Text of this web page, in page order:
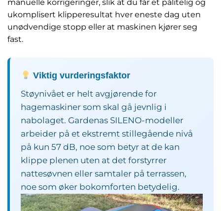
manuelle korrigeringer, slik at du får et pålitelig og
ukomplisert klipperesultat hver eneste dag uten
unødvendige stopp eller at maskinen kjører seg
fast.
Viktig vurderingsfaktor
Støynivået er helt avgjørende for
hagemaskiner som skal gå jevnlig i
nabolaget. Gardenas SILENO-modeller
arbeider på et ekstremt stillegående nivå
på kun 57 dB, noe som betyr at de kan
klippe plenen uten at det forstyrrer
nattesøvnen eller samtaler på terrassen,
noe som øker bokomforten betydelig.